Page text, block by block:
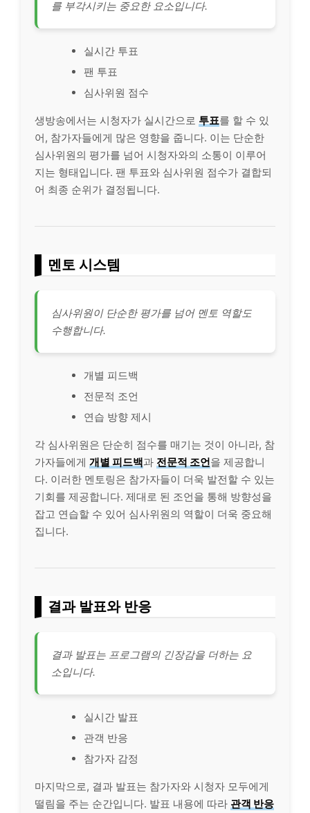
를 부각시키는 중요한 요소입니다.
실시간 투표
팬 투표
심사위원 점수
생방송에서는 시청자가 실시간으로 투표를 할 수 있
어, 참가자들에게 많은 영향을 줍니다. 이는 단순한
심사위원의 평가를 넘어 시청자와의 소통이 이루어
지는 형태입니다. 팬 투표와 심사위원 점수가 결합되
어 최종 순위가 결정됩니다.
멘토 시스템
심사위원이 단순한 평가를 넘어 멘토 역할도
수행합니다.
개별 피드백
전문적 조언
연습 방향 제시
각 심사위원은 단순히 점수를 매기는 것이 아니라, 참
가자들에게 개별 피드백과 전문적 조언을 제공합니
다. 이러한 멘토링은 참가자들이 더욱 발전할 수 있는
기회를 제공합니다. 제대로 된 조언을 통해 방향성을
잡고 연습할 수 있어 심사위원의 역할이 더욱 중요해
집니다.
결과 발표와 반응
결과 발표는 프로그램의 긴장감을 더하는 요
소입니다.
실시간 발표
관객 반응
참가자 감정
마지막으로, 결과 발표는 참가자와 시청자 모두에게
떨림을 주는 순간입니다. 발표 내용에 따라 관객 반응